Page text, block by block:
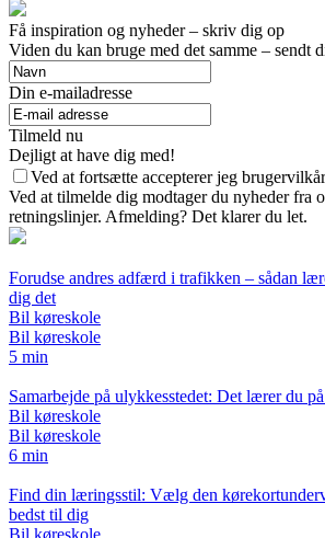
Få inspiration og nyheder – skriv dig op
Viden du kan bruge med det samme – sendt
Din e-mailadresse
Tilmeld nu
Dejligt at have dig med!
Ved at fortsætte accepterer jeg
Ved at tilmelde dig modtager du nyheder fra
retningslinjer. Afmelding? Det klarer du let.
Forudse andres adfærd i trafikken – sådan
dig det
Bil køreskole
Bil køreskole
5 min
Samarbejde på ulykkesstedet: Det lærer du
Bil køreskole
Bil køreskole
6 min
Find din læringsstil: Vælg den
bedst til dig